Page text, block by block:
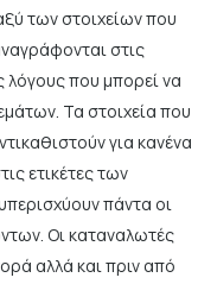
των στοιχείων που
στις
λόγους που μπορεί να
Τα στοιχεία που
για κανένα
ετικέτες των
πάντα οι
Οι καταναλωτές
αλλά και πριν από